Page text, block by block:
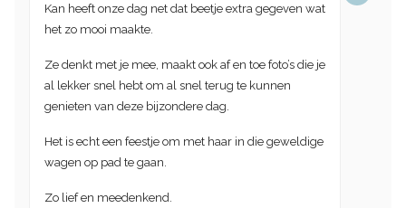
Kan heeft onze dag net dat beetje extra gegeven wat
het zo mooi maakte.
Ze denkt met je mee, maakt ook af en toe foto’s die je
al lekker snel hebt om al snel terug te kunnen
genieten van deze bijzondere dag.
Het is echt een feestje om met haar in die geweldige
wagen op pad te gaan.
Zo lief en meedenkend.